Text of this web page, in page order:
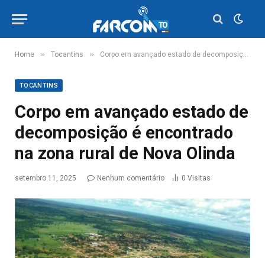
Home » Tocantins » Corpo em avançado estado de decomposição é encontrado na zona rural de Nova Olinda
TOCANTINS
Corpo em avançado estado de
decomposição é encontrado
na zona rural de Nova Olinda
setembro 11, 2025 Nenhum comentário 0 Visitas